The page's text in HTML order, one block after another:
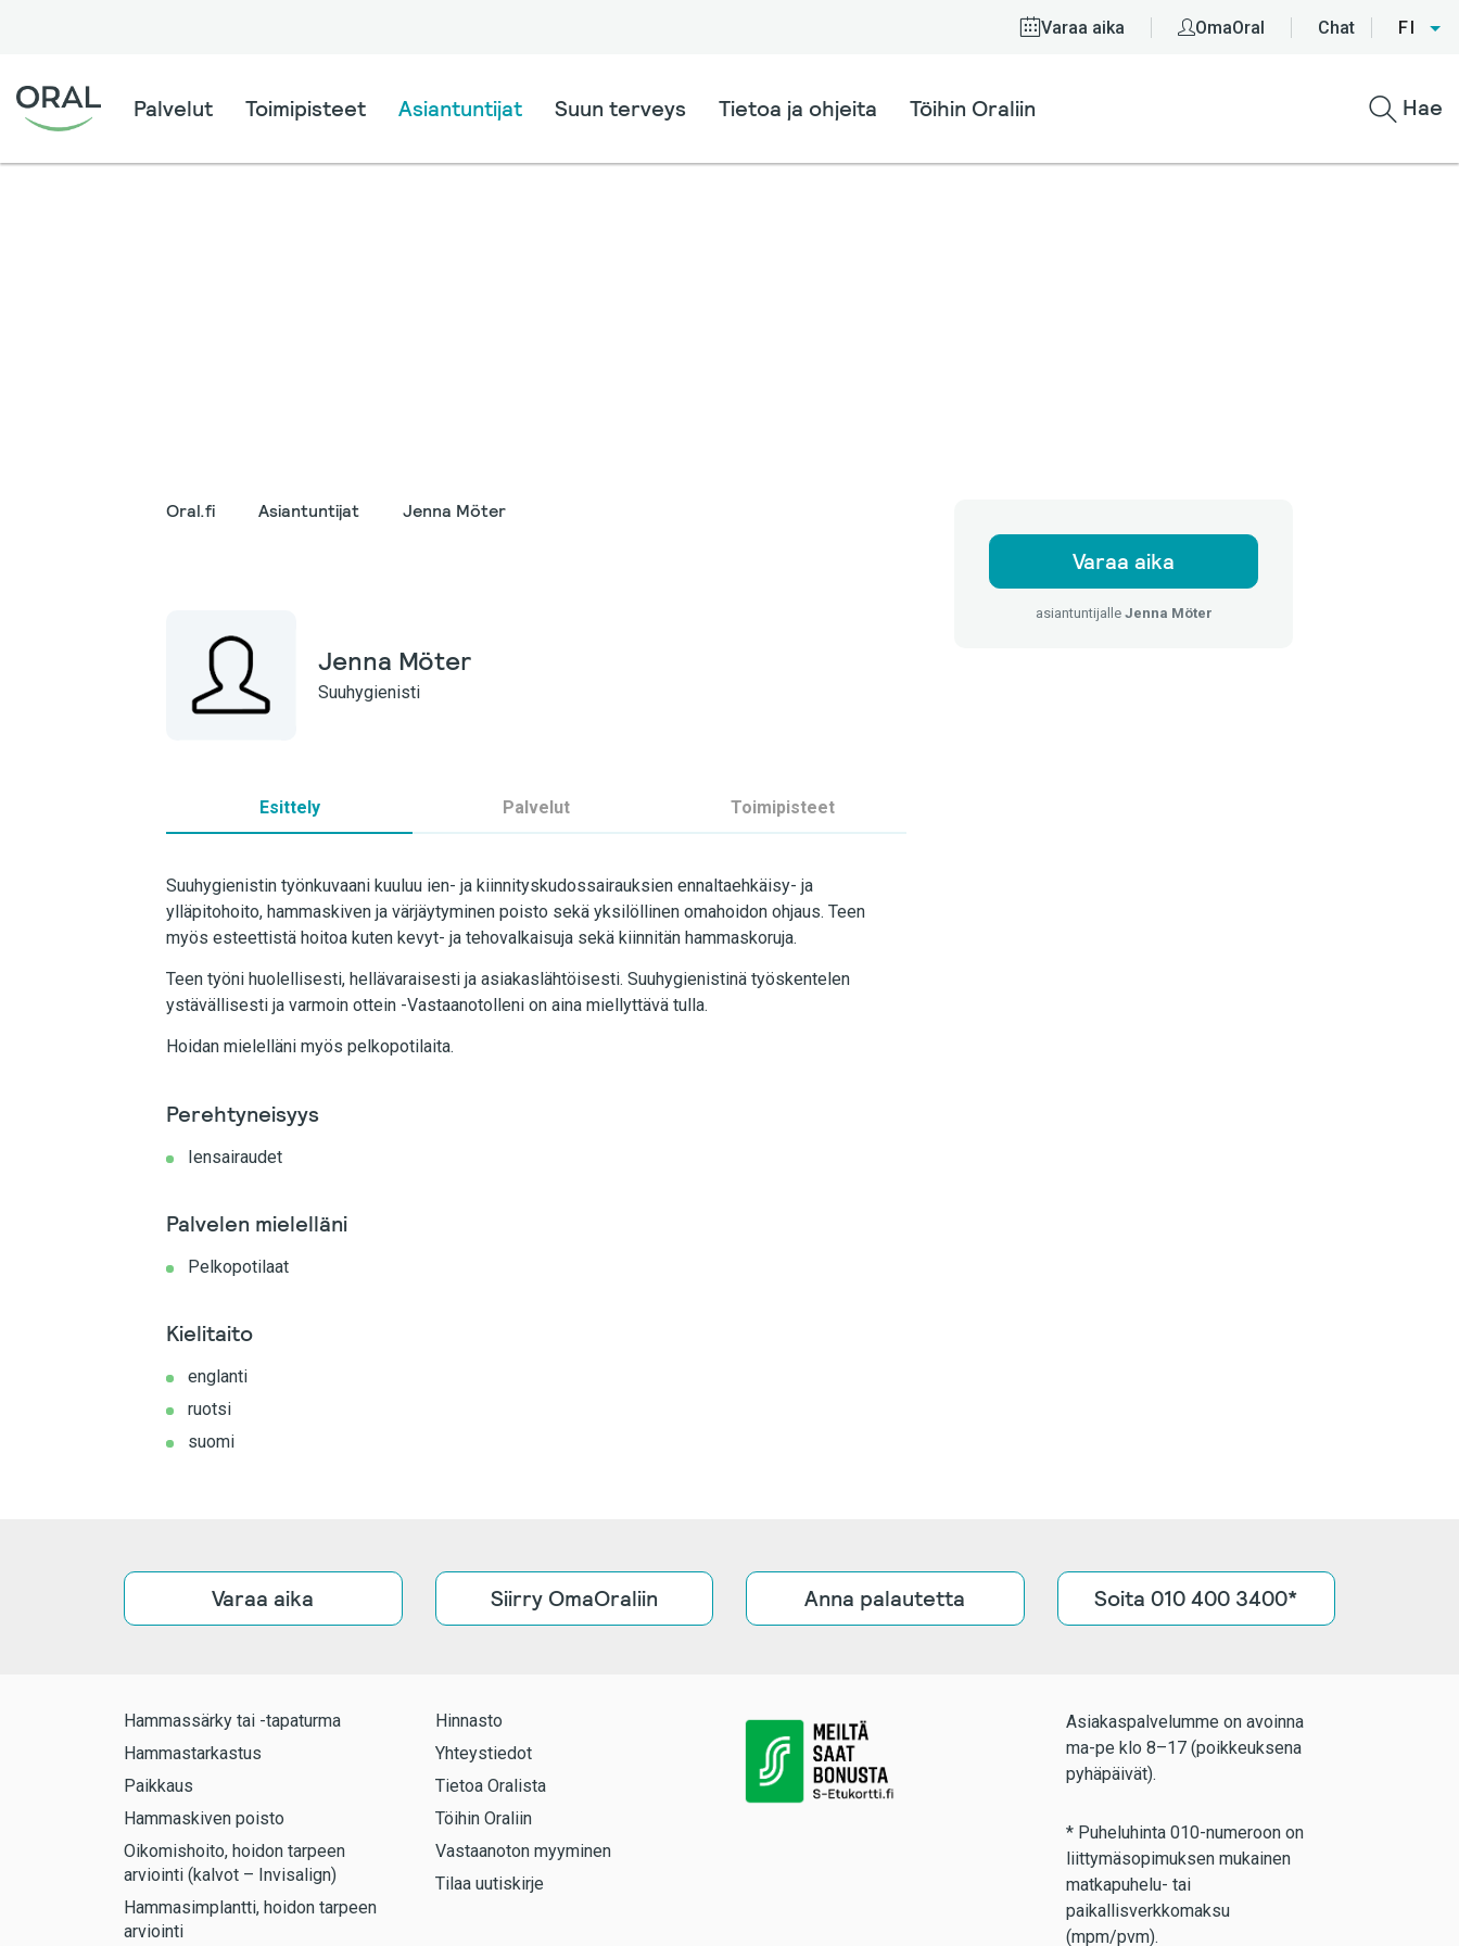
Varaa aika OmaOral Chat FI
Palvelut Toimipisteet Asiantuntijat Suun terveys Tietoa ja ohjeita Töihin Oraliin Hae
Varaa aika
asiantuntijalle Jenna Möter
Oral.fi Asiantuntijat Jenna Möter
Jenna Möter
Suuhygienisti
Esittely Palvelut Toimipisteet
Suuhygienistin työnkuvaani kuuluu ien- ja kiinnityskudossairauksien ennaltaehkäisy- ja
ylläpitohoito, hammaskiven ja värjäytyminen poisto sekä yksilöllinen omahoidon ohjaus. Teen
myös esteettistä hoitoa kuten kevyt- ja tehovalkaisuja sekä kiinnitän hammaskoruja.
Teen työni huolellisesti, hellävaraisesti ja asiakaslähtöisesti. Suuhygienistinä työskentelen
ystävällisesti ja varmoin ottein -Vastaanotolleni on aina miellyttävä tulla.
Hoidan mielelläni myös pelkopotilaita.
Perehtyneisyys
Iensairaudet
Palvelen mielelläni
Pelkopotilaat
Kielitaito
englanti
ruotsi
suomi
Varaa aika Siirry OmaOraliin Anna palautetta Soita 010 400 3400*
Hammassärky tai -tapaturma
Hammastarkastus
Paikkaus
Hammaskiven poisto
Oikomishoito, hoidon tarpeen
arviointi (kalvot – Invisalign)
Hammasimplantti, hoidon tarpeen
arviointi
Hinnasto
Yhteystiedot
Tietoa Oralista
Töihin Oraliin
Vastaanoton myyminen
Tilaa uutiskirje
Asiakaspalvelumme on avoinna
ma-pe klo 8–17 (poikkeuksena
pyhäpäivät).
* Puheluhinta 010-numeroon on
liittymäsopimuksen mukainen
matkapuhelu- tai
paikallisverkkomaksu
(mpm/pvm).